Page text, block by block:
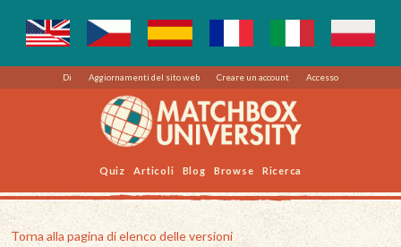
Di Aggiornamenti del sito web Creare un account Accesso
Quiz Articoli Blog Browse Ricerca
Torna alla pagina di elenco delle versioni